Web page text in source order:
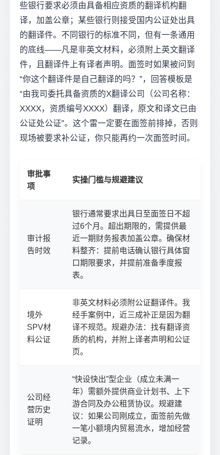
些银行要求必须由具备相应资质的翻译机构翻
译，加盖公章；某些银行则接受国内公证处出具
的翻译件。不同银行的标准不同，但有一条通用
的底线——凡是非英文材料，必须附上英文翻译
件，且翻译件上有译者声明。面签时如果被问到
“你这个翻译件是自己翻译的吗？”，回答模板是
“由我司委托具备资质的X翻译公司（公司名称：
XXXX，资质编号XXXX）翻译，原文和译文已由
公证处公证”。这个雷一定要在面签前排掉，否则
现场被要求补公证，你只能再约一次面签时间。
审批事
项
实操门槛与规避建议
审计报
告时效
银行通常要求出具日至面签日不超
过6个月。超出期限的，需提供最
近一期财务报表加盖公章。确保材
料整齐：提前电话确认银行具体窗
口期限要求，并提前准备季度报
表。
境外
SPV材
料公证
非英文材料必须附公证翻译件。我
经手案例中，近三成补正是因为翻
译不规范。规避办法：找有翻译资
质的机构，并附上译者声明和公证
页。
公司经
营历史
证明
“快设快出”型企业（成立未满一
年）需额外提供商业计划书、上下
游合同及办公租赁协议。规避建
议：如果公司刚成立，面签前先做
一笔小额境内贸易流水，增加经营
记录。